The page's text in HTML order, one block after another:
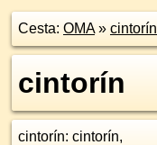
Cesta: OMA» cintorín
cintorín
cintorín: cintorín,